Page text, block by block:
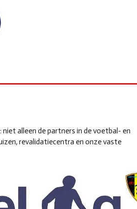
alleen de partners in de voetbal- en
revalidatiecentra en onze vaste